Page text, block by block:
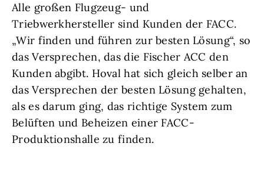
Alle großen Flugzeug- und
Triebwerkhersteller sind Kunden der FACC.
„Wir finden und führen zur besten Lösung“, so
das Versprechen, das die Fischer ACC den
Kunden abgibt. Hoval hat sich gleich selber an
das Versprechen der besten Lösung gehalten,
als es darum ging, das richtige System zum
Belüften und Beheizen einer FACC-
Produktionshalle zu finden.